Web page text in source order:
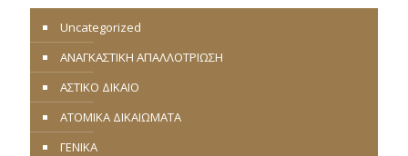
Uncategorized
ΑΝΑΓΚΑΣΤΙΚΗ ΑΠΑΛΛΟΤΡΙΩΣΗ
ΑΣΤΙΚΟ ΔΙΚΑΙΟ
ΑΤΟΜΙΚΑ ΔΙΚΑΙΩΜΑΤΑ
ΓΕΝΙΚΑ